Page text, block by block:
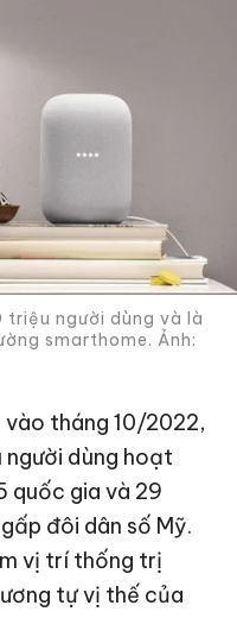
người dùng và là
smarthome. Ảnh:
tháng 10/2022,
dùng hoạt
quốc gia và 29
đôi dân số Mỹ.
vị trí thống trị
tự vị thế của